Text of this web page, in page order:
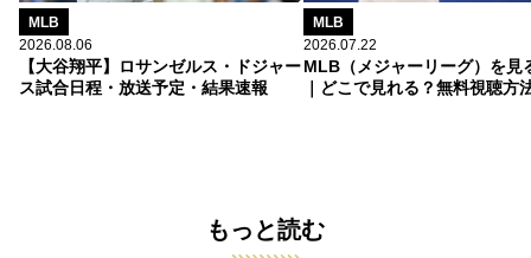
MLB
2026.08.06
【大谷翔平】ロサンゼルス・ドジャー
ス試合日程・放送予定・結果速報
MLB
2026.07.22
MLB（メジャーリーグ）を見
｜どこで見れる？無料視聴方
もっと読む